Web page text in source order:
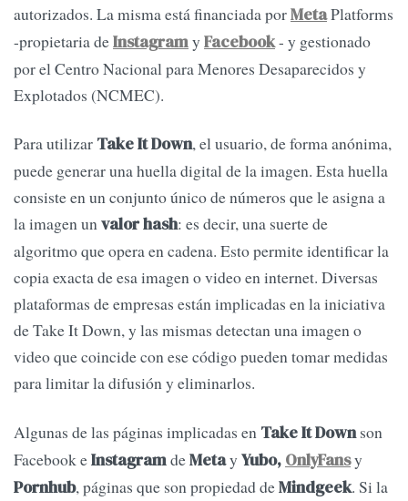
autorizados. La misma está financiada porMetaPlatforms
-propietaria deInstagramy Facebook- y gestionado
por el Centro Nacional para Menores Desaparecidos y
Explotados (NCMEC).
Para utilizar Take It Down, el usuario, de forma anónima,
puede generar una huella digital de la imagen. Esta huella
consiste en un conjunto único de números que le asigna a
la imagen unvalor hash: es decir, una suerte de
algoritmo que opera en cadena. Esto permite identificar la
copia exacta de esa imagen o video en internet. Diversas
plataformas de empresas están implicadas en la iniciativa
de Take It Down, y las mismas detectan una imagen o
video que coincide con ese código pueden tomar medidas
para limitar la difusión y eliminarlos.
Algunas de las páginas implicadas en Take It Downson
Facebook eInstagramdeMetay Yubo, OnlyFansy
Pornhub, páginas que son propiedad deMindgeek. Si la